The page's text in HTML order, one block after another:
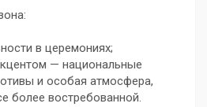
в церемониях;
— национальные
и особая атмосфера,
более востребованной.